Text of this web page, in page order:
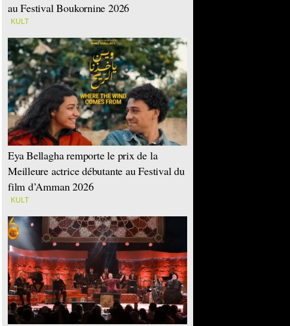
au Festival Boukornine 2026
KULT
Eya Bellagha remporte le prix de la
Meilleure actrice débutante au Festival du
film d’Amman 2026
KULT